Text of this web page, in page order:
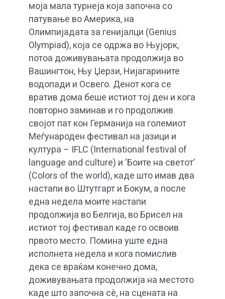
моја мала турнеја која започна со
патување во Америка, на
Олимпијадата за генијалци (Genius
Olympiad), која се одржа во Њујорк,
потоа доживувањата продолжија во
Вашингтон, Њу Џерзи, Нијагарините
водопади и Освего. Денот кога се
вратив дома беше истиот тој ден и кога
повторно заминав и го продолжив
својот пат кон Германија на големиот
Меѓународен фестивал на јазици и
култура – IFLC (International festival of
language and culture) и ‘Боите на светот’
(Colors of the world), каде што имав два
настапи во Штутгарт и Бокум, а после
една недела моите настапи
продолжија во Белгија, во Брисел на
истиот тој фестивал каде го освоив
првото место. Помина уште една
исполнета недела и кога помислив
дека се враќам конечно дома,
доживувањата продолжија на местото
каде што започна сè, на сцената на